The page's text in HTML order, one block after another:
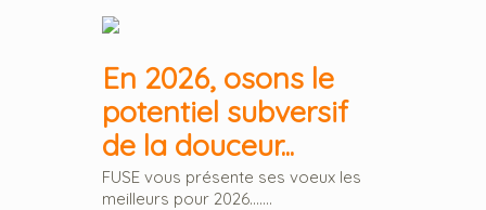
En 2026, osons le
potentiel subversif
de la douceur...
FUSE vous présente ses voeux les
meilleurs pour 2026.......